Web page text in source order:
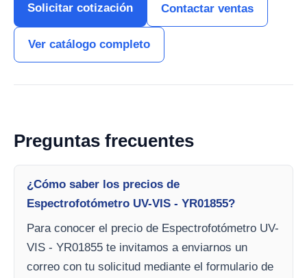
Solicitar cotización Contactar ventas
Ver catálogo completo
Preguntas frecuentes
¿Cómo saber los precios de
Espectrofotómetro UV-VIS - YR01855?
Para conocer el precio de Espectrofotómetro UV-
VIS - YR01855 te invitamos a enviarnos un
correo con tu solicitud mediante el formulario de